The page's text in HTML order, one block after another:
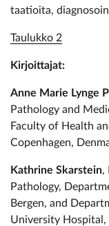
taatioita,
Taulukko 2
Kirjoittajat:
Anne Marie Lynge
Pathology and
Faculty of Health
Copenhagen,
Kathrine Skarstein,
Pathology,
Bergen, and
University Hospital,